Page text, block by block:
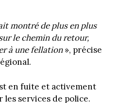
montré de plus en plus
le chemin du retour,
à une fellation», précise
en fuite et activement
les services de police.